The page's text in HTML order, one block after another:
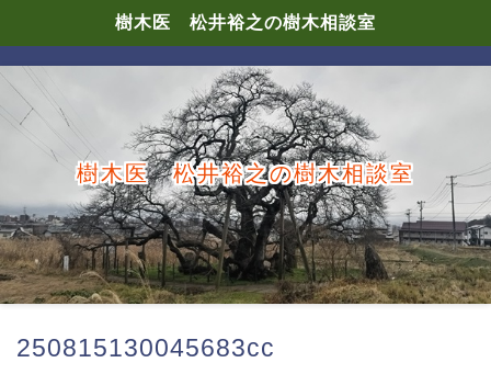
樹木医 松井裕之の樹木相談室
樹木医 松井裕之の樹木相談室
250815130045683cc